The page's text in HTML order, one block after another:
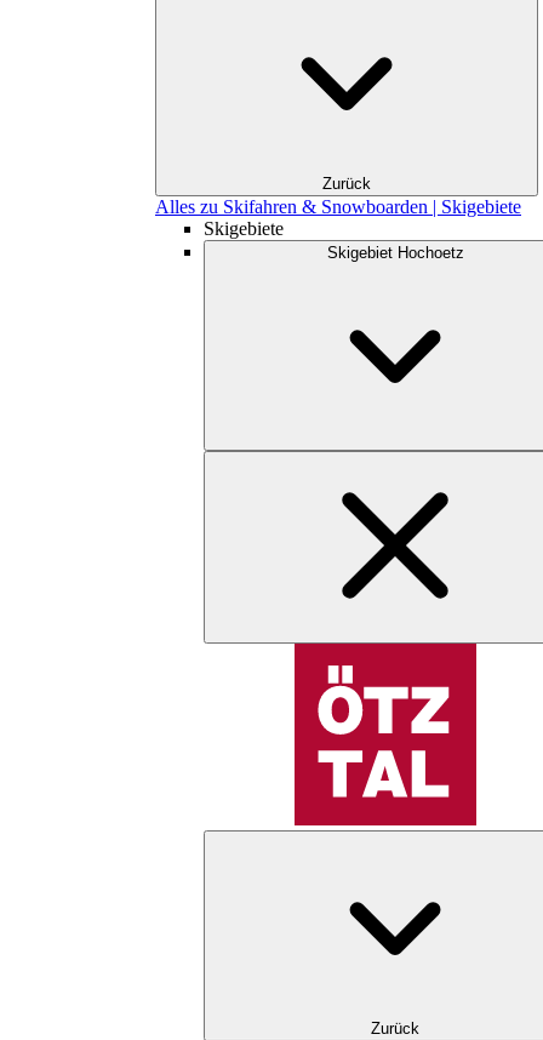
Zurück
Alles zu Skifahren & Snowboarden | Skigebiete
Skigebiete
Skigebiet Hochoetz
Zurück